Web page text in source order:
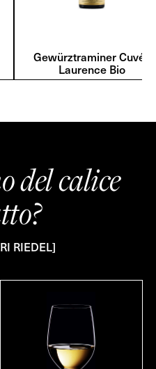
Gewürztraminer Cuvée
Laurence Bio
del calice
RIEDEL]